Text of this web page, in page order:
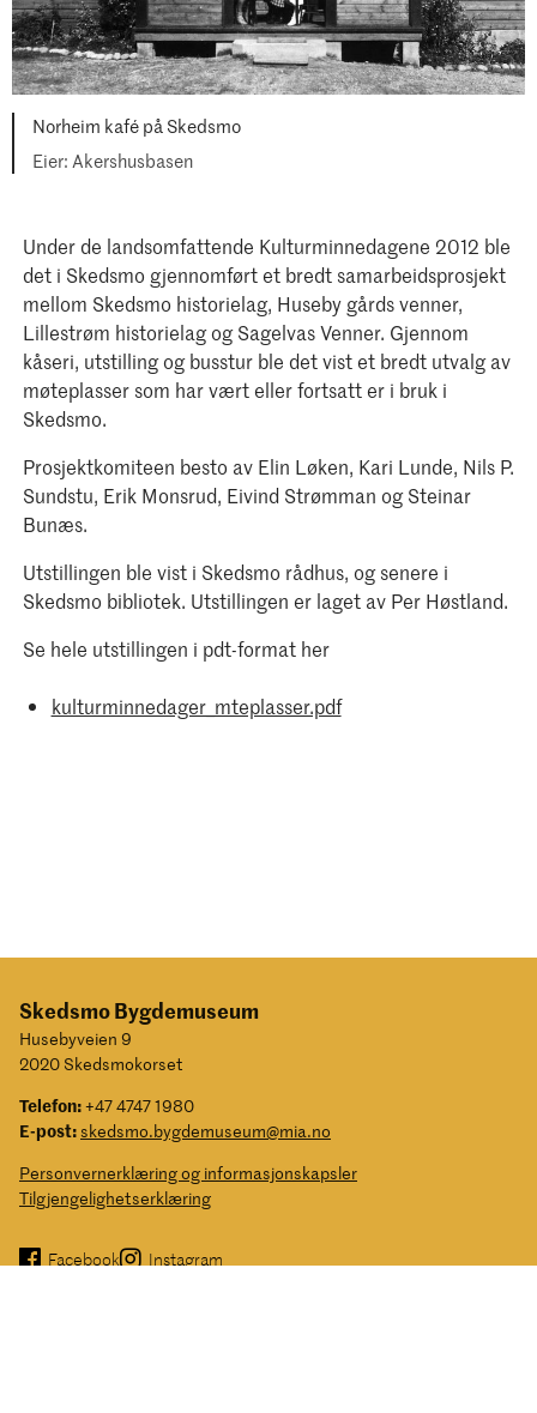
Norheim kafé på Skedsmo
Akershusbasen
Under de landsomfattende Kulturminnedagene 2012 ble
det i Skedsmo gjennomført et bredt samarbeidsprosjekt
mellom Skedsmo historielag, Huseby gårds venner,
Lillestrøm historielag og Sagelvas Venner. Gjennom
kåseri, utstilling og busstur ble det vist et bredt utvalg av
møteplasser som har vært eller fortsatt er i bruk i
Skedsmo.
Prosjektkomiteen besto av Elin Løken, Kari Lunde, Nils P.
Sundstu, Erik Monsrud, Eivind Strømman og Steinar
Bunæs.
Utstillingen ble vist i Skedsmo rådhus, og senere i
Skedsmo bibliotek. Utstillingen er laget av Per Høstland.
Se hele utstillingen i pdt-format her
kulturminnedager_mteplasser.pdf
Skedsmo Bygdemuseum
Husebyveien 9
2020 Skedsmokorset
Telefon:+47 4747 1980
E-post:skedsmo.bygdemuseum@mia.no
Personvernerklæring og informasjonskapsler
Tilgjengelighetserklæring
Facebook Instagram